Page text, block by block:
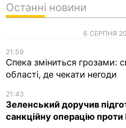
Останні новини
6 СЕРПНЯ
21:59
Спека зміниться грозами:
області, де чекати негоди
21:43
Зеленський доручив
санкційну операцію